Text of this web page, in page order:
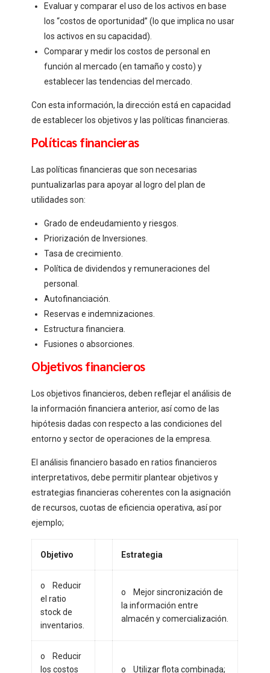
Evaluar y comparar el uso de los activos en base
los “costos de oportunidad” (lo que implica no usar
los activos en su capacidad).
Comparar y medir los costos de personal en
función al mercado (en tamaño y costo) y
establecer las tendencias del mercado.
Con esta información, la dirección está en capacidad
de establecer los objetivos y las políticas financieras.
Políticas financieras
Las políticas financieras que son necesarias
puntualizarlas para apoyar al logro del plan de
utilidades son:
Grado de endeudamiento y riesgos.
Priorización de Inversiones.
Tasa de crecimiento.
Política de dividendos y remuneraciones del
personal.
Autofinanciación.
Reservas e indemnizaciones.
Estructura financiera.
Fusiones o absorciones.
Objetivos financieros
Los objetivos financieros, deben reflejar el análisis de
la información financiera anterior, así como de las
hipótesis dadas con respecto a las condiciones del
entorno y sector de operaciones de la empresa.
El análisis financiero basado en ratios financieros
interpretativos, debe permitir plantear objetivos y
estrategias financieras coherentes con la asignación
de recursos, cuotas de eficiencia operativa, así por
ejemplo;
Objetivo Estrategia
o Reducir
el ratio
stock de
inventarios.
o Mejor sincronización de
la información entre
almacén y comercialización.
o Reducir
los costos
o Utilizar flota combinada;